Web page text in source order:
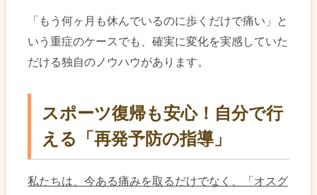
「もう何ヶ月も休んでいるのに歩くだけで痛い」と
いう重症のケースでも、確実に変化を実感していた
だける独自のノウハウがあります。
スポーツ復帰も安心！自分で行
える「再発予防の指導」
私たちは、今ある痛みを取るだけでなく、「オスグ